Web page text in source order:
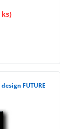
ks)
FUTURE